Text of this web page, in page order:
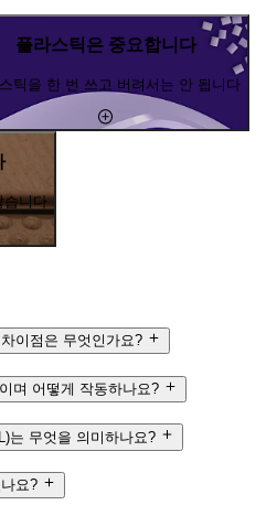
플라스틱은 중요합니다
틱을 한 번 쓰고 버려서는 안 됩니다
습니다
이점은 무엇인가요?
며 어떻게 작동하나요?
는 무엇을 의미하나요?
요?